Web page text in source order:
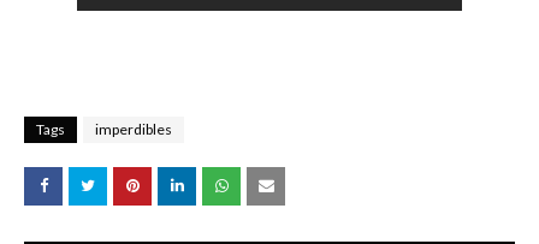
Tags imperdibles